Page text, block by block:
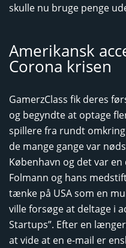
skulle nu bruge penge
Amerikansk
Corona krisen
GamerzClass fik deres
og begyndte at optage
spillere fra rundt
de mange gange var
København og det var
Folmann og hans
tænke på USA som en
ville forsøge at deltage i
Startups”. Efter en
at vide at en e-mail er